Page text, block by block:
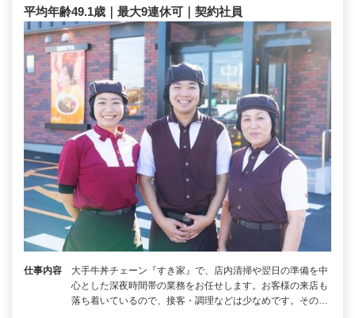
平均年齢49.1歳｜最大9連休可｜契約社員
仕事内容
大手牛丼チェーン『すき家』で、店内清掃や翌日の準備を中
心とした深夜時間帯の業務をお任せします。お客様の来店も
落ち着いているので、接客・調理などは少なめです。その…